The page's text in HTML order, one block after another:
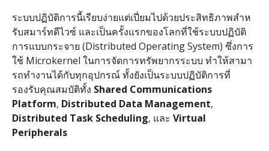
ระบบปฏิบัติการนี้เรียบง่ายแต่เปี่ยมไปด้วยประสิทธิภาพสําห
รับสมาร์ทดีไวซ์ และเป็นครั้งแรกของโลกที่ใช้ระบบปฏิบัติ
การแบบกระจาย (Distributed Operating System) ซึ่งการ
ใช้ Microkernel ในการจัดการทรัพยากรระบบ ทําให้สามา
รถทํางานได้กับทุกอุปกรณ์ ทั้งยังเป็นระบบปฏิบัติการที่
รองรับคุณสมบัติทั้ง Shared Communications
Platform, Distributed Data Management,
Distributed Task Scheduling, และ Virtual
Peripherals